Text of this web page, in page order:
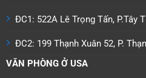
ĐC1: 522A Lê Trọng Tấn, P.Tây
ĐC2: 199 Thạnh Xuân 52, P.
VĂN PHÒNG Ở USA